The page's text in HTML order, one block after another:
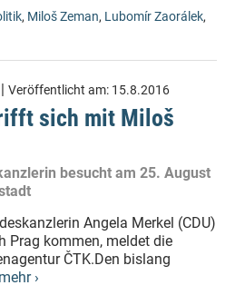
, Miloš Zeman, Lubomír Zaorálek,
| Veröffentlicht am: 15.8.2016
sich mit Miloš
besucht am 25. August
Angela Merkel (CDU)
Prag kommen, meldet die
ČTK.Den bislang
mehr ›